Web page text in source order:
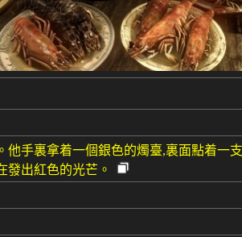
手裏拿着一個銀色的燭臺,裏面點着一
發出紅色的光芒。